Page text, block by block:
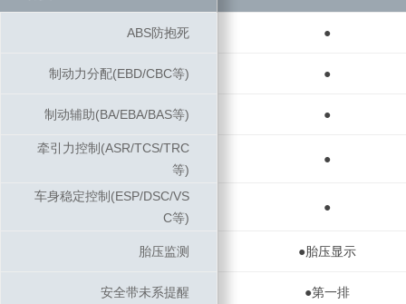
ABS防抱死 ●
制动力分配(EBD/CBC等) ●
制动辅助(BA/EBA/BAS等) ●
牵引力控制(ASR/TCS/TRC
等)
●
车身稳定控制(ESP/DSC/VS
C等)
●
胎压监测 ●胎压显示
安全带未系提醒 ●第一排
ABS防抱死
制动力分配(EBD/CBC等)
制动辅助(BA/EBA/BAS等)
牵引力控制(ASR/TCS/TRC
等)
车身稳定控制(ESP/DSC/VS
C等)
胎压监测
安全带未系提醒